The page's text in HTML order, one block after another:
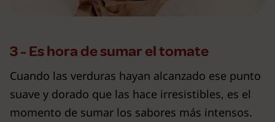
3 - Es hora de sumar el tomate
Cuando las verduras hayan alcanzado ese punto
suave y dorado que las hace irresistibles, es el
momento de sumar los sabores más intensos.